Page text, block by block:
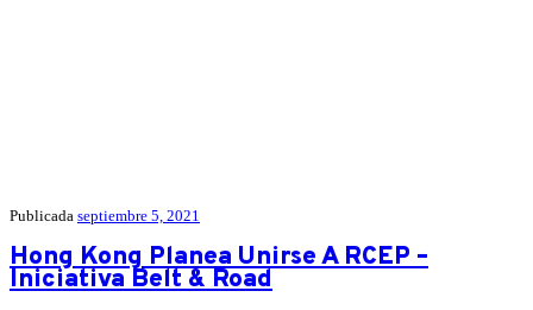
Publicada septiembre 5, 2021
Hong Kong Planea Unirse A RCEP –
Iniciativa Belt & Road